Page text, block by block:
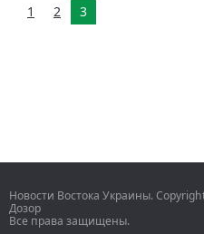
1 2 3
Новости Востока Украины.
Дозор
Все права защищены.